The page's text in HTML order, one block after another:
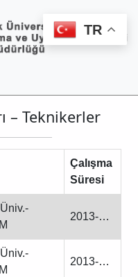
– Teknikerler
Çalışma
Süresi
2013-…
2013-…
TR